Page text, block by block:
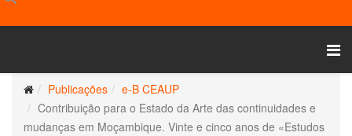
Publicações
e-B CEAUP
Contribuição para o Estado da Arte das continuidades e
mudanças em Moçambique. Vinte e cinco anos de «Estudos